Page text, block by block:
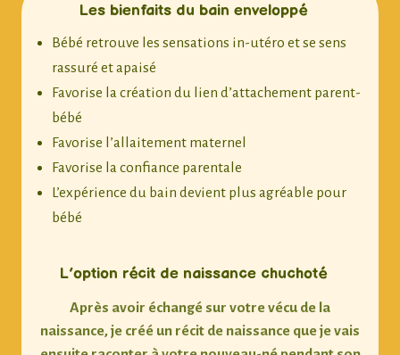
Les bienfaits du bain enveloppé
Bébé retrouve les sensations in-utéro et se sens
rassuré et apaisé
Favorise la création du lien d’attachement parent-
bébé
Favorise l’allaitement maternel
Favorise la confiance parentale
L’expérience du bain devient plus agréable pour
bébé
L’option récit de naissance chuchoté
Après avoir échangé sur votre vécu de la
naissance, je créé un récit de naissance que je vais